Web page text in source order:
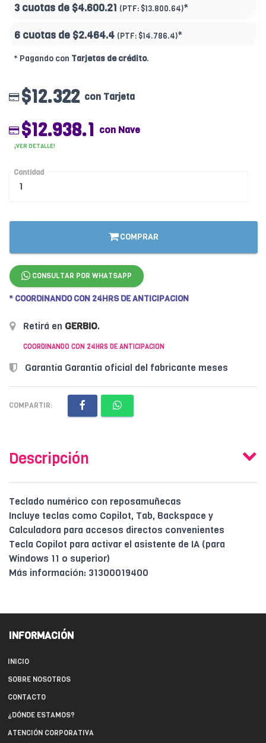
3 cuotas de $4.600.21 (PTF: $13.800.64)*
6 cuotas de $2.464.4 (PTF: $14.786.4)*
* Pagando con Tarjetas de crédito.
$12.322 con Tarjeta
$12.938.1 con Nave
¡VER DETALLE!
Cantidad
COMPRAR
CONSULTAR POR WHATSAPP
* COORDINANDO CON 24HRS DE ANTICIPACION
Retirá en GERBIO.
COORDINANDO CON 24HRS DE ANTICIPACION
Garantía Garantía oficial del fabricante meses
COMPARTIR:
Descripción
Teclado numérico con reposamuñecas
Incluye teclas como Copilot, Tab, Backspace y
Calculadora para accesos directos convenientes
Tecla Copilot para activar el asistente de IA (para
Windows 11 o superior)
Más información: 31300019400
INFORMACIÓN
INICIO
SOBRE NOSOTROS
CONTACTO
¿DÓNDE ESTAMOS?
ATENCIÓN CORPORATIVA